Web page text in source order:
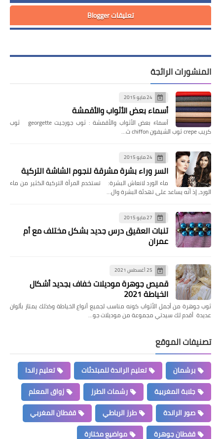
تعليقات Blogger
المنشورات الرائجة
24 مايو 2015
أسماء بعض الأثواب والأقمشة
أسماء بعض الأثواب والأقمشة : ثوب جورجيت georgette ثوب
كريب crepe ثوب الشيفون chiffon ث…
24 مايو 2015
السر وراء بشرة مشرقة لنجوم الشاشة التركية
ماء الورد لانعاش البشرة: تستخدم المرأة التركية الكثير من ماء
الورد، إذ أنّه يساعد على تهدئة البشرة وال…
27 مايو 2015
تنبات العقيق درس جديد بشكل مختلف مع أم
عمران
25 أغسطس 2021
قميص جوهرة موديلات خفاف بجديد أشكال
الخياطة 2021
ثوب جوهرة من أجمل الأثواب كونه مناسب لجميع أنواع الخياطة وكذلك يمتاز بألوان
عديدة أقدم لك سيدتي مجموعة من موديلات جو…
تصنيفات الموقع
برشمان تعليم الراندة للمبتدئات
تعليم راندا
جلابة المغربية
رشمات الطرز
زواق المعلم
صور الراندة
طرز الرباطي
قفطان المغربي
قفطان جوهرة
مواضيع مختارة